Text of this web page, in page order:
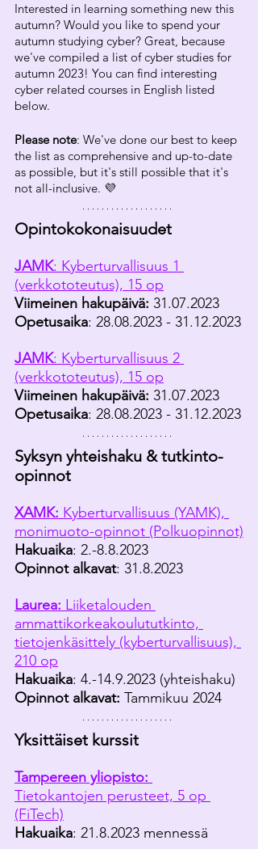
Interested in learning something new this
autumn? Would you like to spend your
autumn studying cyber? Great, because
we've compiled a list of cyber studies for
autumn 2023! You can find interesting
cyber related courses in English listed
below.
Please note: We've done our best to keep
the list as comprehensive and up-to-date
as possible, but it's still possible that it's
not all-inclusive. 💜
Opintokokonaisuudet
JAMK: Kyberturvallisuus 1
(verkkototeutus), 15 op
Viimeinen hakupäivä: 31.07.2023
Opetusaika: 28.08.2023 - 31.12.2023
JAMK: Kyberturvallisuus 2
(verkkototeutus), 15 op
Viimeinen hakupäivä: 31.07.2023
Opetusaika: 28.08.2023 - 31.12.2023
Syksyn yhteishaku & tutkinto-
opinnot
XAMK: Kyberturvallisuus (YAMK),
monimuoto-opinnot (Polkuopinnot)
Hakuaika: 2.-8.8.2023
Opinnot alkavat: 31.8.2023
Laurea: Liiketalouden
ammattikorkeakoulututkinto,
tietojenkäsittely (kyberturvallisuus),
210 op
Hakuaika: 4.-14.9.2023 (yhteishaku)
Opinnot alkavat: Tammikuu 2024
Yksittäiset kurssit
Tampereen yliopisto:
Tietokantojen perusteet, 5 op
(FiTech)
Hakuaika: 21.8.2023 mennessä